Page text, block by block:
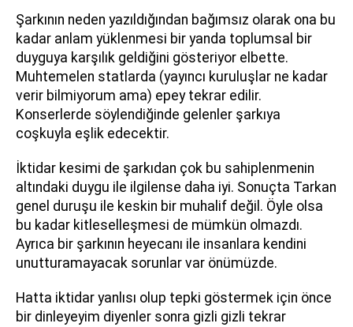
Şarkının neden yazıldığından bağımsız olarak ona bu
kadar anlam yüklenmesi bir yanda toplumsal bir
duyguya karşılık geldiğini gösteriyor elbette.
Muhtemelen statlarda (yayıncı kuruluşlar ne kadar
verir bilmiyorum ama) epey tekrar edilir.
Konserlerde söylendiğinde gelenler şarkıya
coşkuyla eşlik edecektir.
İktidar kesimi de şarkıdan çok bu sahiplenmenin
altındaki duygu ile ilgilense daha iyi. Sonuçta Tarkan
genel duruşu ile keskin bir muhalif değil. Öyle olsa
bu kadar kitleselleşmesi de mümkün olmazdı.
Ayrıca bir şarkının heyecanı ile insanlara kendini
unutturamayacak sorunlar var önümüzde.
Hatta iktidar yanlısı olup tepki göstermek için önce
bir dinleyeyim diyenler sonra gizli gizli tekrar